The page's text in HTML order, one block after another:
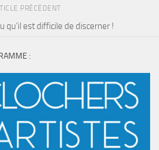
PRÉCÉDENT
qu’il est difficile de discerner !
: